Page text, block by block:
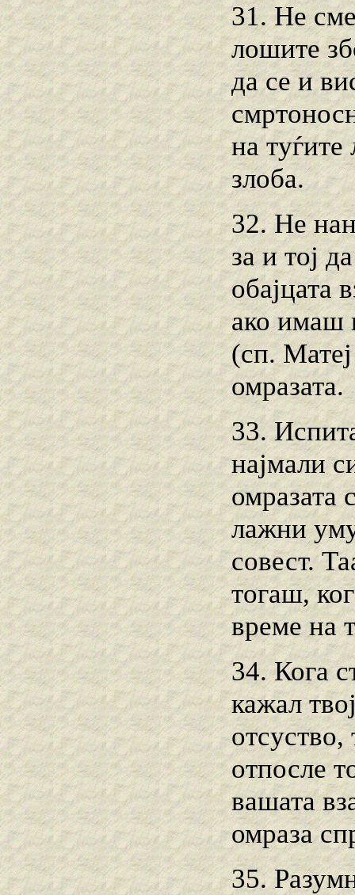
31. Не
лошите
да се и
на
злоба.
32. Не
за и тој
обајцата
ако имаш
(сп.
омразата.
33.
најмали
омразата
лажни
совест.
тогаш,
време на
34. Кога
кажал
отсуство,
отпосле
вашата
омраза
35.